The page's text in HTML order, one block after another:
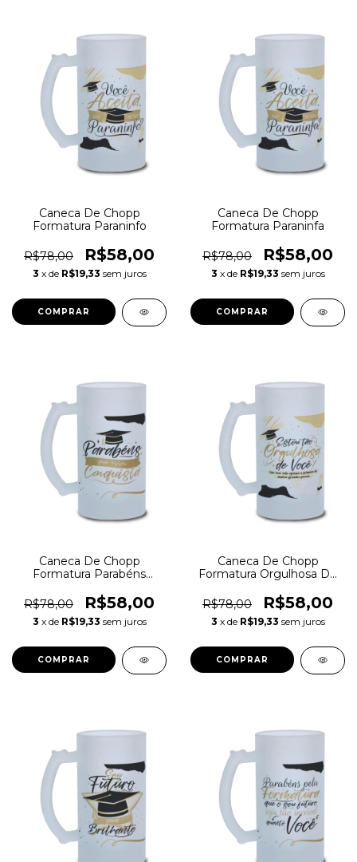
Caneca De Chopp
Formatura Paraninfo
R$78,00 R$58,00
3 x de R$19,33 sem juros
Caneca De Chopp
Formatura Paraninfa
R$78,00 R$58,00
3 x de R$19,33 sem juros
Caneca De Chopp
Formatura Parabéns
R$78,00
R$58,00
3 x de R$19,33 sem juros
Caneca De Chopp
Formatura Orgulhosa De
R$78,00
R$58,00
3 x de R$19,33 sem juros